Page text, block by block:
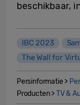
beschikbaar,
IBC 2023
The Wall for
Persinformatie >
Producten >TV &